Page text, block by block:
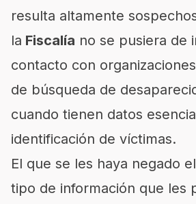
resulta altamente
la Fiscalía no se pusiera de
contacto con
de búsqueda de
cuando tienen datos
identificación de víctimas.
El que se les haya negado
tipo de información que les